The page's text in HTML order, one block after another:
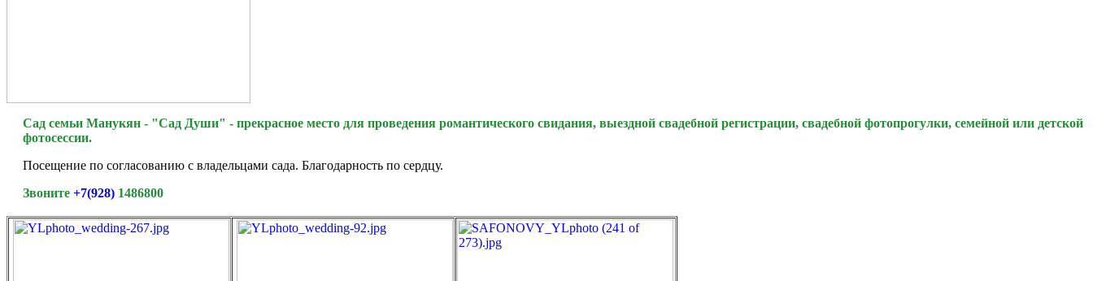
Сад семьи Манукян - "Сад Души" - прекрасное место для проведения романтического свидания, выездной свадебной регистрации, свадебной фотопрогулки, семейной или детской
фотосессии.
Посещение по согласованию с владельцами сада. Благодарность по сердцу.
Звоните +7(928) 1486800